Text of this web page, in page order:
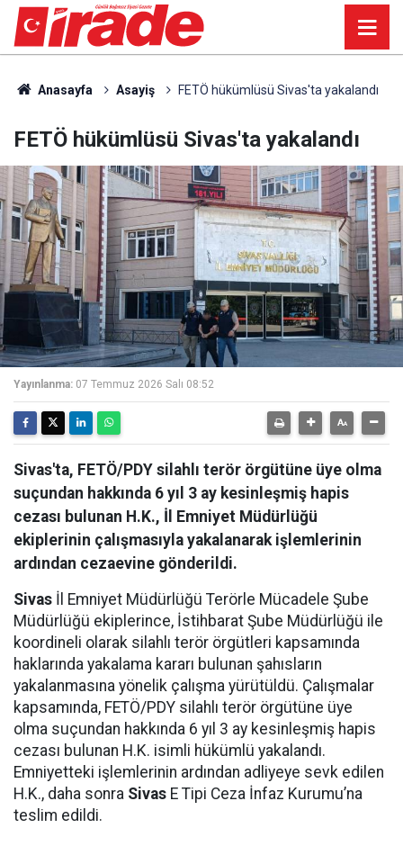
Anasayfa Asayiş FETÖ hükümlüsü Sivas'ta yakalandı
FETÖ hükümlüsü Sivas'ta yakalandı
Yayınlanma: 07 Temmuz 2026 Salı 08:52
Sivas'ta, FETÖ/PDY silahlı terör örgütüne üye olma
suçundan hakkında 6 yıl 3 ay kesinleşmiş hapis
cezası bulunan H.K., İl Emniyet Müdürlüğü
ekiplerinin çalışmasıyla yakalanarak işlemlerinin
ardından cezaevine gönderildi.
Sivas İl Emniyet Müdürlüğü Terörle Mücadele Şube
Müdürlüğü ekiplerince, İstihbarat Şube Müdürlüğü ile
koordineli olarak silahlı terör örgütleri kapsamında
haklarında yakalama kararı bulunan şahısların
yakalanmasına yönelik çalışma yürütüldü. Çalışmalar
kapsamında, FETÖ/PDY silahlı terör örgütüne üye
olma suçundan hakkında 6 yıl 3 ay kesinleşmiş hapis
cezası bulunan H.K. isimli hükümlü yakalandı.
Emniyetteki işlemlerinin ardından adliyeye sevk edilen
H.K., daha sonra Sivas E Tipi Ceza İnfaz Kurumu’na
teslim edildi.